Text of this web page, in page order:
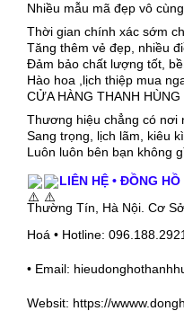
Nhiều mẫu mã đẹp vô
Thời gian chính xác sớm
Tăng thêm vẻ đẹp, nhiều
Đảm bảo chất lượng tốt,
Hào hoa ,lịch thiệp mua
CỬA HÀNG THANH
Thương hiệu chẳng có nơi
Sang trọng, lịch lãm, kiêu kì
Luôn luôn bên bạn không
LIÊN HỆ • ĐỒNG
Thường Tín, Hà Nội. Cơ
Hoá • Hotline:
• Email:
Websit: https://